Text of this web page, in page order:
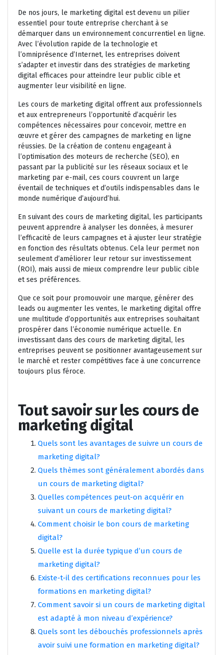
De nos jours, le marketing digital est devenu un pilier
essentiel pour toute entreprise cherchant à se
démarquer dans un environnement concurrentiel en ligne.
Avec l’évolution rapide de la technologie et
l’omniprésence d’Internet, les entreprises doivent
s’adapter et investir dans des stratégies de marketing
digital efficaces pour atteindre leur public cible et
augmenter leur visibilité en ligne.
Les cours de marketing digital offrent aux professionnels
et aux entrepreneurs l’opportunité d’acquérir les
compétences nécessaires pour concevoir, mettre en
œuvre et gérer des campagnes de marketing en ligne
réussies. De la création de contenu engageant à
l’optimisation des moteurs de recherche (SEO), en
passant par la publicité sur les réseaux sociaux et le
marketing par e-mail, ces cours couvrent un large
éventail de techniques et d’outils indispensables dans le
monde numérique d’aujourd’hui.
En suivant des cours de marketing digital, les participants
peuvent apprendre à analyser les données, à mesurer
l’efficacité de leurs campagnes et à ajuster leur stratégie
en fonction des résultats obtenus. Cela leur permet non
seulement d’améliorer leur retour sur investissement
(ROI), mais aussi de mieux comprendre leur public cible
et ses préférences.
Que ce soit pour promouvoir une marque, générer des
leads ou augmenter les ventes, le marketing digital offre
une multitude d’opportunités aux entreprises souhaitant
prospérer dans l’économie numérique actuelle. En
investissant dans des cours de marketing digital, les
entreprises peuvent se positionner avantageusement sur
le marché et rester compétitives face à une concurrence
toujours plus féroce.
Tout savoir sur les cours de
marketing digital
Quels sont les avantages de suivre un cours de
marketing digital?
Quels thèmes sont généralement abordés dans
un cours de marketing digital?
Quelles compétences peut-on acquérir en
suivant un cours de marketing digital?
Comment choisir le bon cours de marketing
digital?
Quelle est la durée typique d’un cours de
marketing digital?
Existe-t-il des certifications reconnues pour les
formations en marketing digital?
Comment savoir si un cours de marketing digital
est adapté à mon niveau d’expérience?
Quels sont les débouchés professionnels après
avoir suivi une formation en marketing digital?